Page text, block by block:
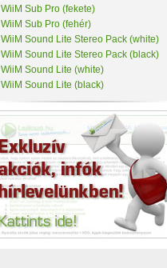
Ubiquiti
UPS Power
Vision Security
WD
WiiM
Y-Cam
Z-Wave.Me
Zipato
WiiM Sub Pro (fekete)
WiiM Sub Pro (fehér)
WiiM Sound Lite Stereo Pack (white)
WiiM Sound Lite Stereo Pack (black)
WiiM Sound Lite (white)
WiiM Sound Lite (black)